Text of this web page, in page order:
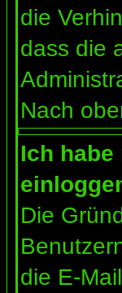
die
dass die
Nach
Ich
Die
die E-